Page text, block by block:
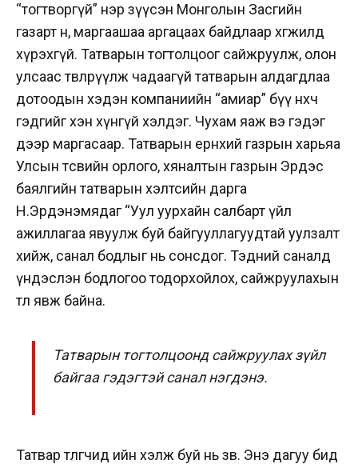
“тогтворгүй” нэр зүүсэн Монголын Засгийн
газарт өнөө, маргаашаа аргацаах байдлаар хөгжилд
хүрэхгүй. Татварын тогтолцоог сайжруулж, олон
улсаас төвлөрүүлж чадаагүй татварын алдагдлаа
дотоодын хэдэн компаниийн “амиар” бүү нөхөөч
гэдгийг хэн хүнгүй хэлдэг. Чухам яаж вэ гэдэг
дээр маргасаар. Татварын ерөнхий газрын харьяа
Улсын төсвийн орлого, хяналтын газрын Эрдэс
баялгийн татварын хэлтсийн дарга
Н.Эрдэнэмядаг “Уул уурхайн салбарт үйл
ажиллагаа явуулж буй байгууллагуудтай уулзалт
хийж, санал бодлыг нь сонсдог. Тэдний саналд
үндэслэн бодлогоо тодорхойлох, сайжруулахын
төлөө явж байна.
Татварын тогтолцоонд сайжруулах зүйл
байгаа гэдэгтэй санал нэгдэнэ.
Татвар төлөгчид ийн хэлж буй нь зөв. Энэ дагуу бид